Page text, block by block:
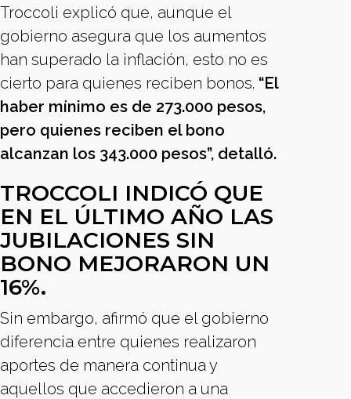
Troccoli explicó que, aunque el
gobierno asegura que los aumentos
han superado la inflación, esto no es
cierto para quienes reciben bonos. “El
haber mínimo es de 273.000 pesos,
pero quienes reciben el bono
alcanzan los 343.000 pesos”, detalló.
TROCCOLI INDICÓ QUE
EN EL ÚLTIMO AÑO LAS
JUBILACIONES SIN
BONO MEJORARON UN
16%.
Sin embargo, afirmó que el gobierno
diferencia entre quienes realizaron
aportes de manera continua y
aquellos que accedieron a una